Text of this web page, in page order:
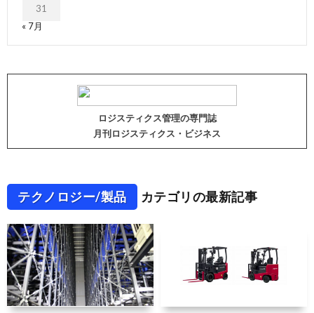
31
« 7月
ロジスティクス管理の専門誌
月刊ロジスティクス・ビジネス
テクノロジー/製品 カテゴリの最新記事